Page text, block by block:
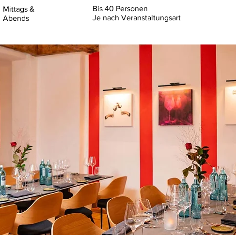
Mittags &
Abends
Bis 40 Personen
Je nach Veranstaltungsart